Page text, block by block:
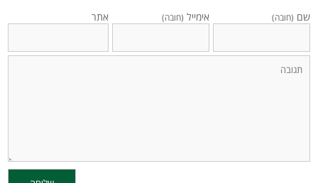
שם (חובה) אימייל (חובה) אתר